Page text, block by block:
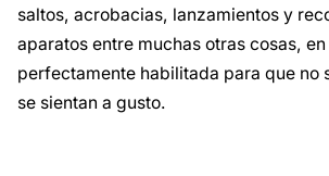
saltos, acrobacias, lanzamientos y
aparatos entre muchas otras cosas, en
perfectamente habilitada para que no
se sientan a gusto.